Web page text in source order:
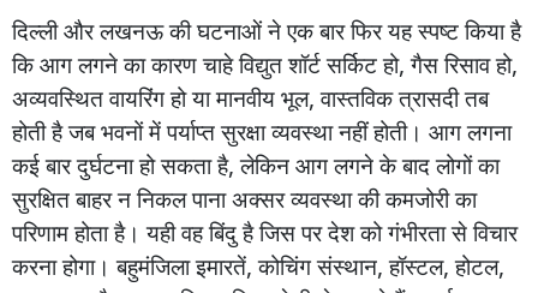
दिल्लीऔरलखनऊकीघटनाओंनेएकबारफिरयहस्पष्टकियाहै
किआगलगनेकाकारणचाहेविद्युतशॉर्टसर्किटहो,गैसरिसावहो,
अव्यवस्थितवायरिंगहोयामानवीयभूल,वास्तविकत्रासदीतब
होतीहैजबभवनोंमेंपर्याप्तसुरक्षाव्यवस्थानहींहोती। आगलगना
कईबारदुर्घटनाहोसकताहै,लेकिनआगलगनेकेबादलोगोंका
सुरक्षितबाहरननिकलपानाअक्सरव्यवस्थाकीकमजोरीका
परिणामहोताहै। यहीवहबिंदुहैजिसपरदेशकोगंभीरतासेविचार
करनाहोगा। बहुमंजिलाइमारतें,कोचिंगसंस्थान,हॉस्टल,होटल,